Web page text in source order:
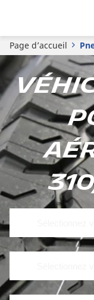
Page d’accueil